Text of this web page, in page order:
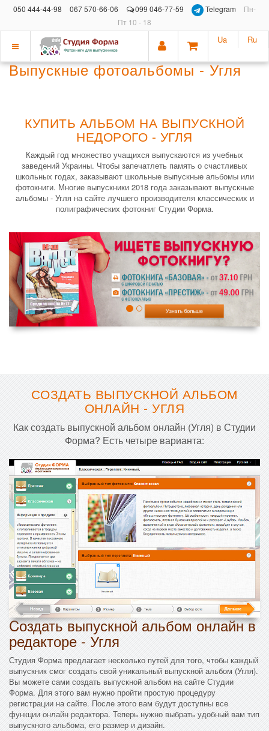
050 444-44-98 067 570-66-06 099 046-77-59 Telegram
Пн-
Пт 10 - 18
Показать
меню
Ua Ru
Выпускные фотоальбомы - Угля
КУПИТЬ АЛЬБОМ НА ВЫПУСКНОЙ
НЕДОРОГО - УГЛЯ
Каждый год множество учащихся выпускаются из учебных
заведений Украины. Чтобы запечатлеть память о счастливых
школьных годах, заказывают школьные выпускные альбомы или
фотокниги. Многие выпускники 2018 года заказывают выпускные
альбомы - Угля на сайте лучшего производителя классических и
полиграфических фотокниг Студии Форма.
СОЗДАТЬ ВЫПУСКНОЙ АЛЬБОМ
ОНЛАЙН - УГЛЯ
Как создать выпускной альбом онлайн (Угля) в Студии
Форма? Есть четыре варианта:
Cоздать выпускной альбом онлайн в
редакторе - Угля
Студия Форма предлагает несколько путей для того, чтобы каждый
выпускник смог создать свой уникальный выпускной альбом (Угля).
Вы можете сами создать выпускной альбом на сайте Студии
Форма. Для этого вам нужно пройти простую процедуру
регистрации на сайте. После этого вам будут доступны все
функции онлайн редактора. Теперь нужно выбрать удобный вам тип
выпускного альбома, его размер и дизайн.